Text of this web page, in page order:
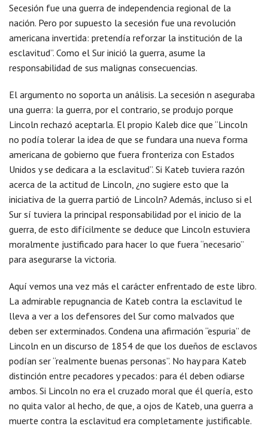
Secesión fue una guerra de independencia regional de la
nación. Pero por supuesto la secesión fue una revolución
americana invertida: pretendía reforzar la institución de la
esclavitud”. Como el Sur inició la guerra, asume la
responsabilidad de sus malignas consecuencias.
El argumento no soporta un análisis. La secesión n aseguraba
una guerra: la guerra, por el contrario, se produjo porque
Lincoln rechazó aceptarla. El propio Kaleb dice que “Lincoln
no podía tolerar la idea de que se fundara una nueva forma
americana de gobierno que fuera fronteriza con Estados
Unidos y se dedicara a la esclavitud”. Si Kateb tuviera razón
acerca de la actitud de Lincoln, ¿no sugiere esto que la
iniciativa de la guerra partió de Lincoln? Además, incluso si el
Sur sí tuviera la principal responsabilidad por el inicio de la
guerra, de esto difícilmente se deduce que Lincoln estuviera
moralmente justificado para hacer lo que fuera “necesario”
para asegurarse la victoria.
Aquí vemos una vez más el carácter enfrentado de este libro.
La admirable repugnancia de Kateb contra la esclavitud le
lleva a ver a los defensores del Sur como malvados que
deben ser exterminados. Condena una afirmación “espuria” de
Lincoln en un discurso de 1854 de que los dueños de esclavos
podían ser “realmente buenas personas”. No hay para Kateb
distinción entre pecadores y pecados: para él deben odiarse
ambos. Si Lincoln no era el cruzado moral que él quería, esto
no quita valor al hecho, de que, a ojos de Kateb, una guerra a
muerte contra la esclavitud era completamente justificable.